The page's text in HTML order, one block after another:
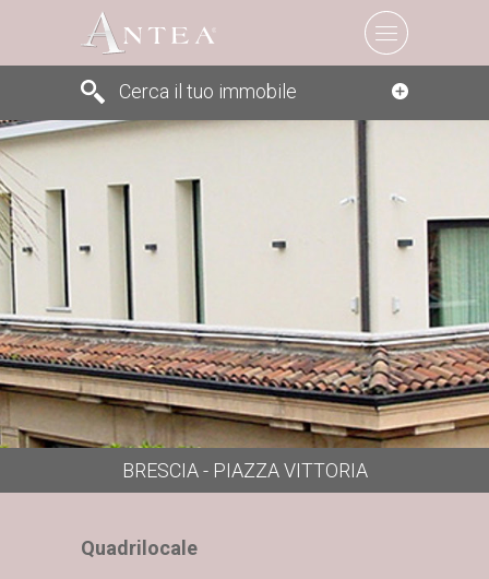
Cerca il tuo immobile
Cerca
BRESCIA - PIAZZA VITTORIA
Quadrilocale